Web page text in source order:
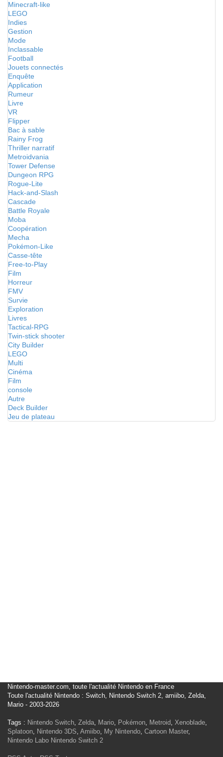
Minecraft-like
LEGO
Indies
Gestion
Mode
Inclassable
Football
Jouets connectés
Enquête
Application
Rumeur
Livre
VR
Flipper
Bac à sable
Rainy Frog
Thriller narratif
Metroidvania
Tower Defense
Dungeon RPG
Rogue-Lite
Hack-and-Slash
Cascade
Battle Royale
Moba
Coopération
Mecha
Pokémon-Like
Casse-tête
Free-to-Play
Film
Horreur
FMV
Survie
Exploration
Livres
Tactical-RPG
Twin-stick shooter
City Builder
LEGO
Multi
Cinéma
Film
console
Autre
Deck Builder
Jeu de plateau
Nintendo-master.com, toute l'actualité Nintendo en France
Toute l'actualité Nintendo : Switch, Nintendo Switch 2, amiibo, Zelda,
Mario - 2003-2026
Tags : Nintendo Switch, Zelda, Mario, Pokémon, Metroid, Xenoblade,
Splatoon, Nintendo 3DS, Amiibo, My Nintendo, Cartoon Master,
Nintendo Labo Nintendo Switch 2